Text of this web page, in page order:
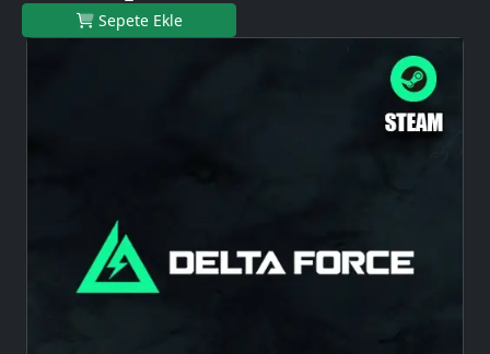
Sepete Ekle